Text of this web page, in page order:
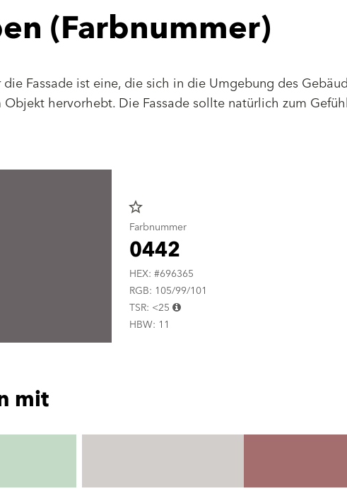
(Farbnummer)
Fassade ist eine, die sich in die Umgebung des
hervorhebt. Die Fassade sollte natürlich zum
star_border
Farbnummer
0442
HEX: #696365
RGB: 105/99/101
TSR: <25
HBW: 11
mit